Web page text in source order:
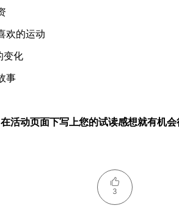
欢的运动
变化
事
在活动页面下写上您的试读感想就有机
3